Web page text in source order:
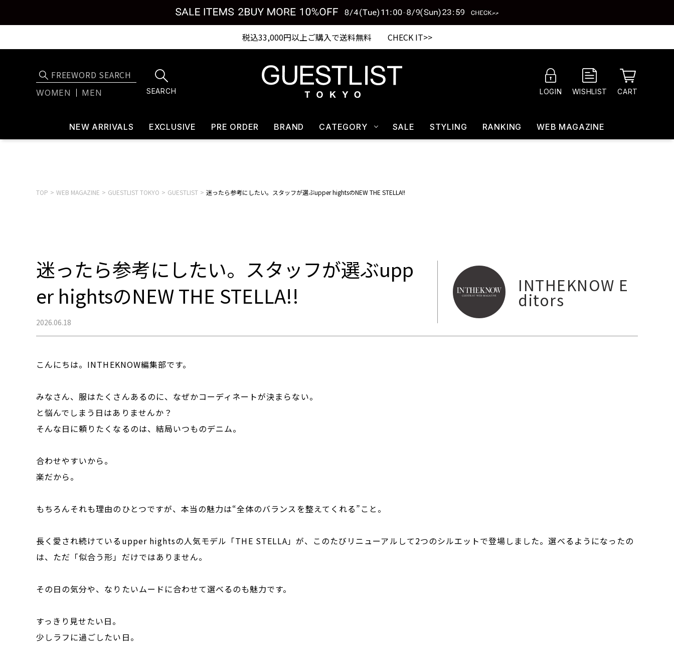
税込33,000円以上ご購入で送料無料 CHECK IT>>
Shopping from outside Japan? Visit our Global Site here. >>
WOMEN MEN SEARCH LOGIN WISHLIST CART
NEW ARRIVALS EXCLUSIVE PRE ORDER BRAND CATEGORY SALE STYLING RANKING WEB MAGAZINE
TOP WEB MAGAZINE GUESTLIST TOKYO GUESTLIST 迷ったら参考にしたい。スタッフが選ぶupper hightsのNEW THE STELLA!!
INTHEKNOW E
ditors
迷ったら参考にしたい。スタッフが選ぶupp
er hightsのNEW THE STELLA!!
2026.06.18
こんにちは。INTHEKNOW編集部です。
みなさん、服はたくさんあるのに、なぜかコーディネートが決まらない。
と悩んでしまう日はありませんか？
そんな日に頼りたくなるのは、結局いつものデニム。
合わせやすいから。
楽だから。
もちろんそれも理由のひとつですが、本当の魅力は“全体のバランスを整えてくれる”こと。
長く愛され続けているupper hightsの人気モデル「THE STELLA」が、このたびリニューアルして2つのシルエットで登場しました。選べるようになったの
は、ただ「似合う形」だけではありません。
その日の気分や、なりたいムードに合わせて選べるのも魅力です。
すっきり見せたい日。
少しラフに過ごしたい日。